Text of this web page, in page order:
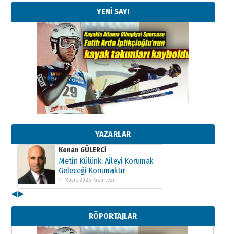
YENİ SAYI
YAZARLAR
Kenan GÜLERCİ
Metin Külünk: Aileyi Korumak
11 Mayıs 2026 Pazartesi
Kenan GÜLERCİ
Metin Külünk: Aileyi Korumak
Geleceği Korumaktır
11 Mayıs 2026 Pazartesi
Metin Külünk: Aileyi Korumak
Geleceği Korumaktır
11 Mayıs 2026 Pazartesi
◀▶
RÖPORTAJLAR